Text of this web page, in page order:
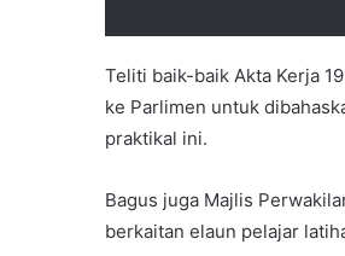
Teliti baik-baik Akta Kerja
ke Parlimen untuk
praktikal ini.
Bagus juga Majlis
berkaitan elaun pelajar